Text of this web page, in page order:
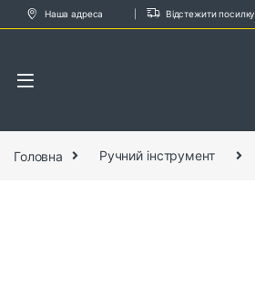
Skip to navigation
Skip to content
Наша адреса Відстежити посилку
Головна Ручний інструмент